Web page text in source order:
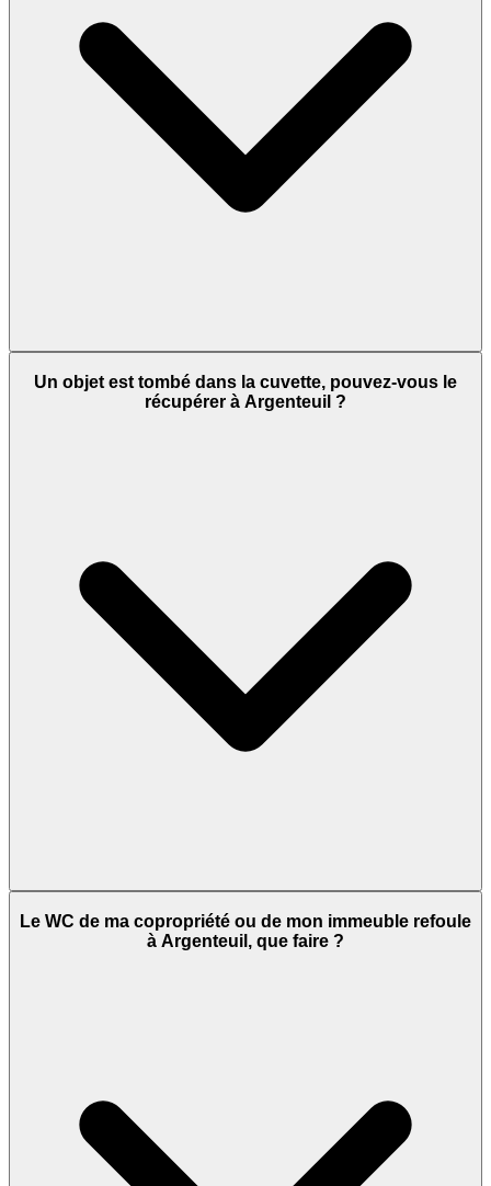
Un objet est tombé dans la cuvette, pouvez-vous le
récupérer à Argenteuil ?
Le WC de ma copropriété ou de mon immeuble refoule
à Argenteuil, que faire ?